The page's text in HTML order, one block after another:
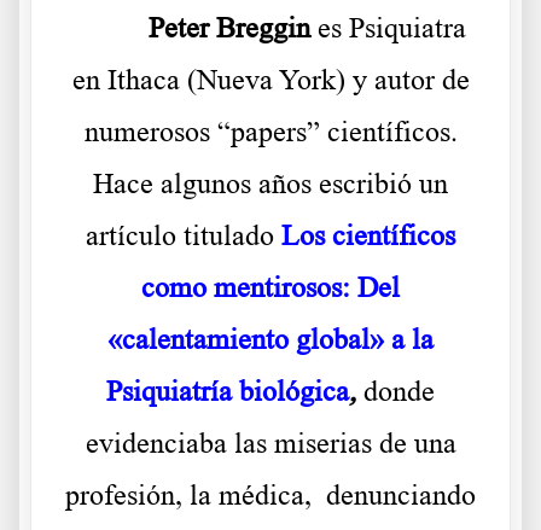
Peter Breggines Psiquiatra
en Ithaca (Nueva York) y autor de
numerosos “papers” científicos.
Hace algunos años escribió un
artículo titulado Los científicos
como mentirosos: Del
«calentamiento global» a la
Psiquiatría biológica, donde
evidenciaba las miserias de una
profesión, la médica, denunciando